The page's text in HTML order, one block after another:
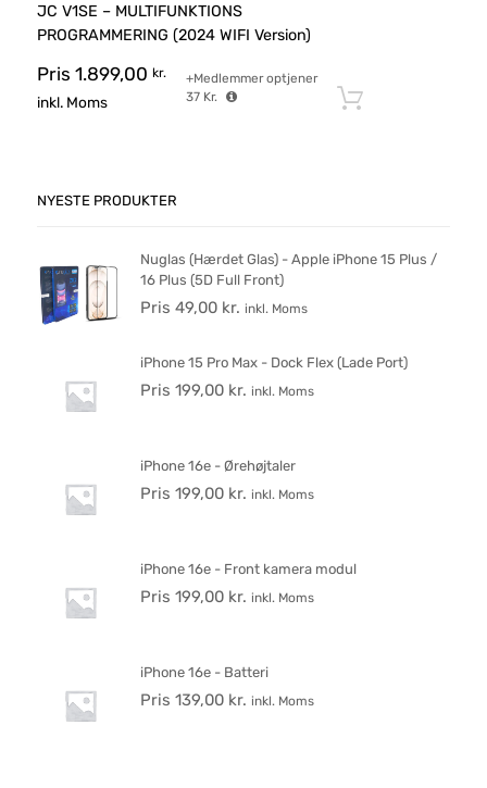
JC V1SE – MULTIFUNKTIONS
PROGRAMMERING (2024 WIFI Version)
Pris 1.899,00 kr.
inkl. Moms
+Medlemmer optjener
37 Kr.
NYESTE PRODUKTER
Nuglas (Hærdet Glas) - Apple iPhone 15 Plus /
16 Plus (5D Full Front)
Pris 49,00 kr. inkl. Moms
iPhone 15 Pro Max - Dock Flex (Lade Port)
Pris 199,00 kr. inkl. Moms
iPhone 16e - Ørehøjtaler
Pris 199,00 kr. inkl. Moms
iPhone 16e - Front kamera modul
Pris 199,00 kr. inkl. Moms
iPhone 16e - Batteri
Pris 139,00 kr. inkl. Moms